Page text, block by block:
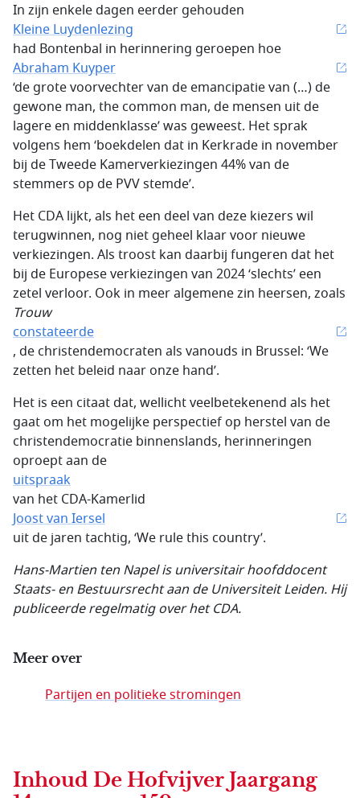
In zijn enkele dagen eerder gehouden
Kleine Luydenlezing
had Bontenbal in herinnering geroepen hoe
Abraham Kuyper
‘de grote voorvechter van de emancipatie van (…) de
gewone man, the common man, de mensen uit de
lagere en middenklasse’ was geweest. Het sprak
volgens hem ‘boekdelen dat in Kerkrade in november
bij de Tweede Kamerverkiezingen 44% van de
stemmers op de PVV stemde’.
Het CDA lijkt, als het een deel van deze kiezers wil
terugwinnen, nog niet geheel klaar voor nieuwe
verkiezingen. Als troost kan daarbij fungeren dat het
bij de Europese verkiezingen van 2024 ‘slechts’ een
zetel verloor. Ook in meer algemene zin heersen, zoals
Trouw
constateerde
, de christendemocraten als vanouds in Brussel: ‘We
zetten het beleid naar onze hand’.
Het is een citaat dat, wellicht veelbetekenend als het
gaat om het mogelijke perspectief op herstel van de
christendemocratie binnenslands, herinneringen
oproept aan de
uitspraak
van het CDA-Kamerlid
Joost van Iersel
uit de jaren tachtig, ‘We rule this country’.
Hans-Martien ten Napel is universitair hoofddocent
Staats- en Bestuursrecht aan de Universiteit Leiden. Hij
publiceerde regelmatig over het CDA.
Meer over
Partijen en politieke stromingen
Inhoud De Hofvijver Jaargang